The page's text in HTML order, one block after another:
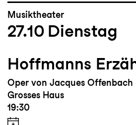
Musiktheater
27.10 Dienstag
Hoffmanns
Oper von Jacques Offenbach
Grosses Haus
19:30